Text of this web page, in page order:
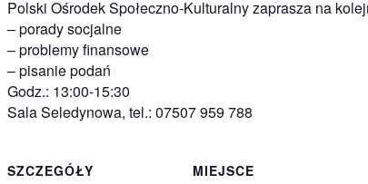
Polski Ośrodek Społeczno-Kulturalny zaprasza na
– porady socjalne
– problemy finansowe
– pisanie podań
Godz.: 13:00-15:30
Sala Seledynowa, tel.: 07507 959 788
SZCZEGÓŁY
MIEJSCE